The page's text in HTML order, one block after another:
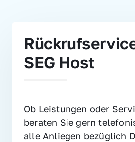
SEG Host
Ob Leistungen oder
beraten Sie gern
alle Anliegen bezüglich